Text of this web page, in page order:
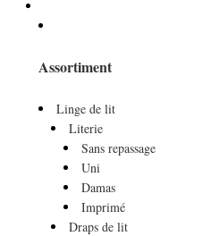
Assortiment
Linge de lit
Literie
Sans repassage
Uni
Damas
Imprimé
Draps de lit